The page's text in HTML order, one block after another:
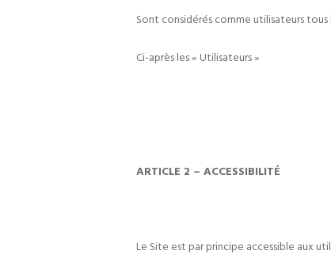
Sont considérés comme utilisateurs tous
Ci-après les « Utilisateurs »
ARTICLE 2 – ACCESSIBILITÉ
Le Site est par principe accessible aux